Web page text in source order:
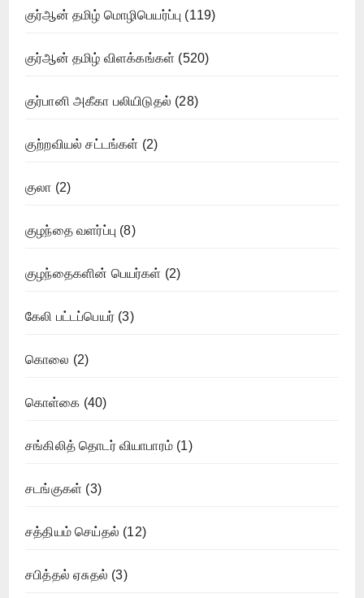
குர்ஆன் தமிழ் மொழிபெயர்ப்பு (119)
குர்ஆன் தமிழ் விளக்கங்கள் (520)
குர்பானி அகீகா பலியிடுதல் (28)
குற்றவியல் சட்டங்கள் (2)
குலா (2)
குழந்தை வளர்ப்பு (8)
குழந்தைகளின் பெயர்கள் (2)
கேலி பட்டப்பெயர் (3)
கொலை (2)
கொள்கை (40)
சங்கிலித் தொடர் வியாபாரம் (1)
சடங்குகள் (3)
சத்தியம் செய்தல் (12)
சபித்தல் ஏசுதல் (3)